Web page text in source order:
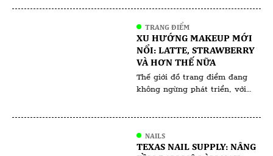
với chuyên gia điều chế và một
nhòm khách hàng người Việt
đang tìm cách giải quyết bệnh
lý mãn tính do phụ thuộc
Corticoid. […]
TRANG ĐIỂM
XU HƯỚNG MAKEUP MỚI
NỔI: LATTE, STRAWBERRY
VÀ HƠN THẾ NỮA
Thế giới đồ trang điểm đang
không ngừng phát triển, với
hướng trang điểm gần đây như
Latte Makeup, Strawberry
NAILS
TEXAS NAIL SUPPLY: NÂNG